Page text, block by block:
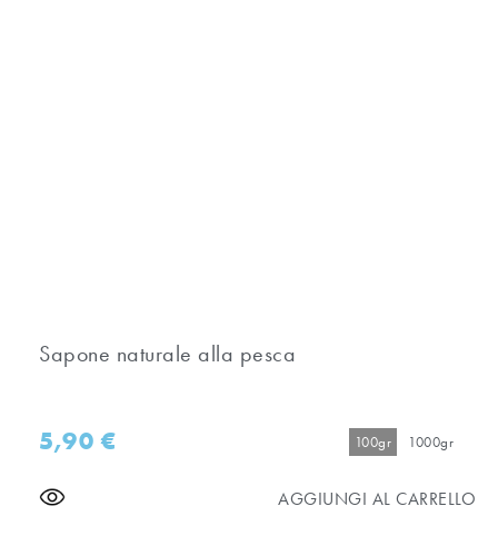
Sapone naturale alla pesca
5,90€ 100gr 1000gr
AGGIUNGI AL CARRELLO